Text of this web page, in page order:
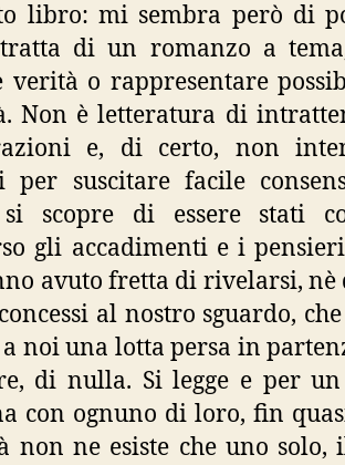
libro: mi sembra però di
di un romanzo a
verità o rappresentare
Non è letteratura di
e, di certo, non
per suscitare facile
scopre di essere stati
gli accadimenti e i
avuto fretta di rivelarsi, nè
al nostro sguardo,
noi una lotta persa in
di nulla. Si legge e per
con ognuno di loro, fin
non ne esiste che uno solo,